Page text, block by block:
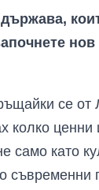
нов
се от
колко ценни
само като
съвременни